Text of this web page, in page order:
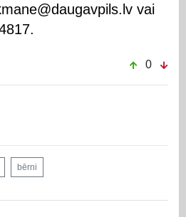
vai
0
bērni